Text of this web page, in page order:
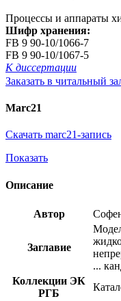
Процессы и аппараты
Шифр хранения:
FB 9 90-10/1066-7
FB 9 90-10/1067-5
К диссертации
Заказать в читальный
Marc21
Скачать marc21-запись
Показать
Описание
Автор
Заглавие
...
Коллекции ЭК
РГБ